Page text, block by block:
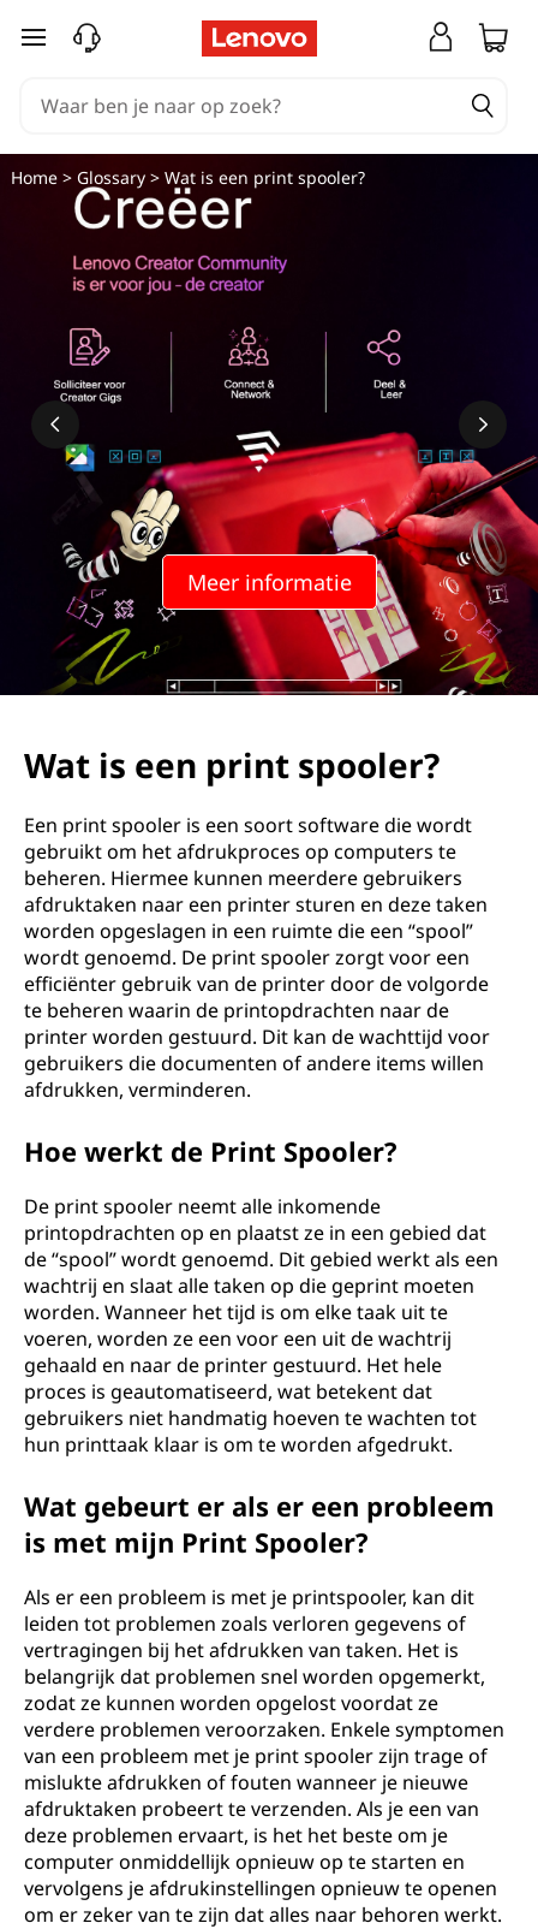
Ga naar de hoofdinhoud
Meer informatie
Home> Glossary> Wat is een print spooler?
Wat is een print spooler?
Een print spooler is een soort software die wordt
gebruikt om het afdrukproces op computers te
beheren. Hiermee kunnen meerdere gebruikers
afdruktaken naar een printer sturen en deze taken
worden opgeslagen in een ruimte die een “spool”
wordt genoemd. De print spooler zorgt voor een
efficiënter gebruik van de printer door de volgorde
te beheren waarin de printopdrachten naar de
printer worden gestuurd. Dit kan de wachttijd voor
gebruikers die documenten of andere items willen
afdrukken, verminderen.
Hoe werkt de Print Spooler?
De print spooler neemt alle inkomende
printopdrachten op en plaatst ze in een gebied dat
de “spool” wordt genoemd. Dit gebied werkt als een
wachtrij en slaat alle taken op die geprint moeten
worden. Wanneer het tijd is om elke taak uit te
voeren, worden ze een voor een uit de wachtrij
gehaald en naar de printer gestuurd. Het hele
proces is geautomatiseerd, wat betekent dat
gebruikers niet handmatig hoeven te wachten tot
hun printtaak klaar is om te worden afgedrukt.
Wat gebeurt er als er een probleem
is met mijn Print Spooler?
Als er een probleem is met je printspooler, kan dit
leiden tot problemen zoals verloren gegevens of
vertragingen bij het afdrukken van taken. Het is
belangrijk dat problemen snel worden opgemerkt,
zodat ze kunnen worden opgelost voordat ze
verdere problemen veroorzaken. Enkele symptomen
van een probleem met je print spooler zijn trage of
mislukte afdrukken of fouten wanneer je nieuwe
afdruktaken probeert te verzenden. Als je een van
deze problemen ervaart, is het het beste om je
computer onmiddellijk opnieuw op te starten en
vervolgens je afdrukinstellingen opnieuw te openen
om er zeker van te zijn dat alles naar behoren werkt.